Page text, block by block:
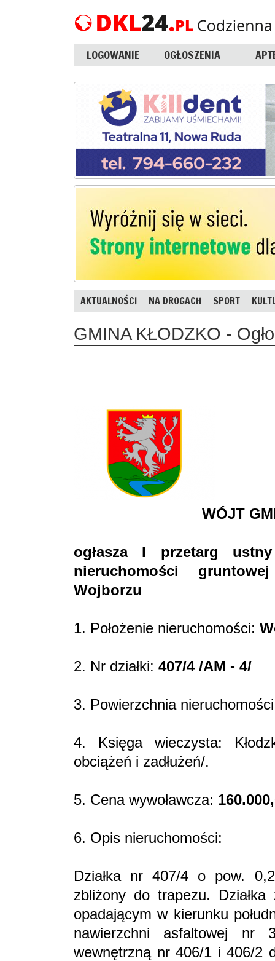
LOGOWANIE OGŁOSZENIA
AKTUALNOŚCI NA DROGACH SPORT
GMINA KŁODZKO -
WÓJT
ogłasza I przetarg
nieruchomości
Wojborzu
1. Położenie nieruchomości:
2. Nr działki: 407/4 /AM - 4/
3. Powierzchnia
4. Księga wieczysta:
obciążeń i zadłużeń/.
5. Cena wywoławcza:
6. Opis nieruchomości:
Działka nr 407/4 o pow.
zbliżony do trapezu.
opadającym w kierunku
nawierzchni asfaltowej nr
wewnętrzną nr 406/1 i 406/2